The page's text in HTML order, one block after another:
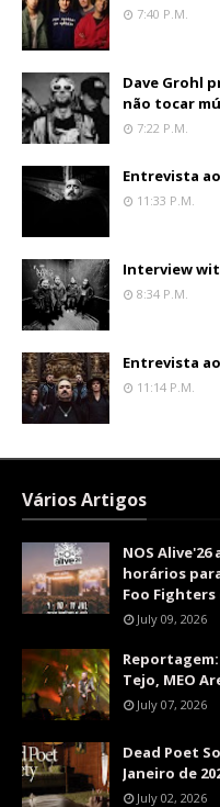
7:40 P.m.
Dave Grohl
não tocar
7:22 P.m.
Entrevista
11:33 P.m.
Interview
8:34 P.m.
Entrevista
11:14 P.m.
Vários Artigos
NOS
horários
Foo
July 09, 2026
Reportagem:
Tejo, MEO
July 07, 2026
Dead Poet
Janeiro de
July 02, 2026